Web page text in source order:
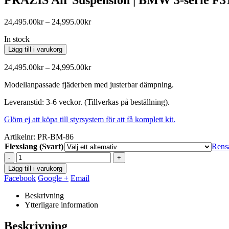
24,495.00kr – 24,995.00krPrisintervall:
In stock
Lägg till i varukorg
24,495.00kr – 24,995.00krPrisintervall:
till
Modellanpassade fjäderben med justerbar dämpning.
Leveranstid: 3-6 veckor. (Tillverkas på beställning).
Glöm ej att köpa till styrsystem för att få komplett kit.
Artikelnr: PR-BM-86
Flexslang (Svart)
-
+
Lägg till i varukorg
Facebook Google + Email
Beskrivning
Ytterligare information
Beskrivning